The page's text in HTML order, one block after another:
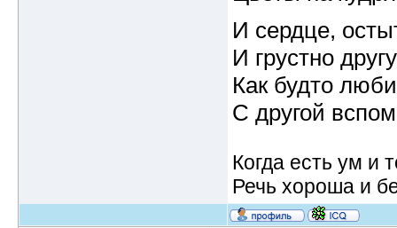
И сердце,
И грустно
Как будто
С другой
Когда есть ум и
Речь хороша и